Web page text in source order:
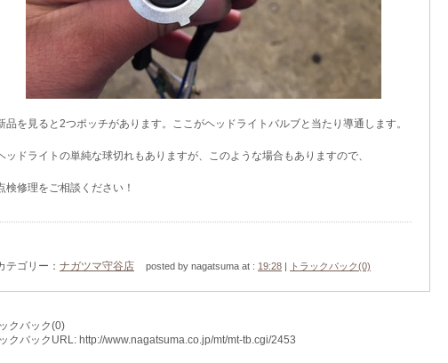
品を見ると2つポッチがあります。ここがヘッドライトバルブと当たり導通します。
ッドライトの単純な球切れもありますが、このような場合もありますので、
検修理をご相談ください！
テゴリー： ナガツマ守谷店 posted by nagatsuma at : 19:28 | トラックバック(0)
クバック(0)
クバックURL: http://www.nagatsuma.co.jp/mt/mt-tb.cgi/2453